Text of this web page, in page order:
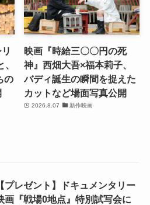
の
映画『時給三〇〇円の死
神』西畑大吾×福本莉子、
バディ誕生の瞬間を捉えた
カットなど場面写真公開
2026.8.07 新作映画
【プレゼント】ドキュメンタリー
画『戦場0地点』特別試写会に